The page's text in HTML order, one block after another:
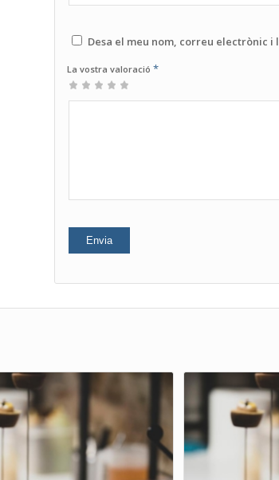
Desa el meu nom, correu electrònic
La vostra valoració*
1
2 de
3 de 5
4 de 5
5 de 5